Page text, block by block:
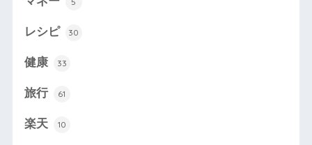
レシピ 30
健康 33
旅行 61
楽天 10